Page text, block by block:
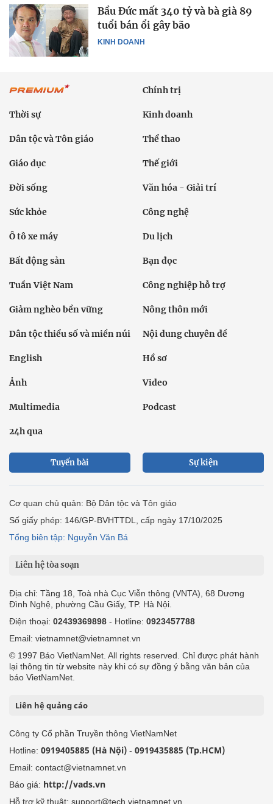
KINH DOANH
Bầu Đức mất 340 tỷ và bà già 89
tuổi bán ổi gây bão
Chính trị
Thời sự Kinh doanh
Dân tộc và Tôn giáo Thể thao
Giáo dục Thế giới
Đời sống Văn hóa - Giải trí
Sức khỏe Công nghệ
Ô tô xe máy Du lịch
Bất động sản Bạn đọc
Tuần Việt Nam Công nghiệp hỗ trợ
Giảm nghèo bền vững Nông thôn mới
Dân tộc thiểu số và miền núi Nội dung chuyên đề
English Hồ sơ
Ảnh Video
Multimedia Podcast
24h qua
Tuyến bài Sự kiện
Cơ quan chủ quản: Bộ Dân tộc và Tôn giáo
Số giấy phép: 146/GP-BVHTTDL, cấp ngày 17/10/2025
Tổng biên tập: Nguyễn Văn Bá
Liên hệ tòa soạn
Địa chỉ: Tầng 18, Toà nhà Cục Viễn thông (VNTA), 68 Dương
Đình Nghệ, phường Cầu Giấy, TP. Hà Nội.
Điện thoại: 02439369898 - Hotline: 0923457788
Email: vietnamnet@vietnamnet.vn
© 1997 Báo VietNamNet. All rights reserved. Chỉ được phát hành
lại thông tin từ website này khi có sự đồng ý bằng văn bản của
báo VietNamNet.
Liên hệ quảng cáo
Công ty Cổ phần Truyền thông VietNamNet
Hotline: 0919405885 (Hà Nội) - 0919435885 (Tp.HCM)
Email: contact@vietnamnet.vn
Báo giá: http://vads.vn
Hỗ trợ kỹ thuật: support@tech.vietnamnet.vn